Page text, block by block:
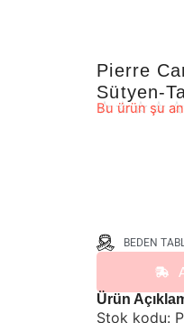
Pierre
Sütyen-
☆☆☆☆
Bu ürün şu
BEDEN
Ürün
Stok kodu: